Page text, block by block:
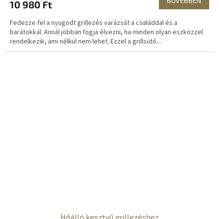
10 980 Ft
Fedezze fel a nyugodt grillezés varázsát a családdal és a
barátokkal. Annál jobban fogja élvezni, ha minden olyan eszközzel
rendelkezik, ami nélkül nem lehet. Ezzel a grillsütő...
Hőálló kesztyű grillezéshez